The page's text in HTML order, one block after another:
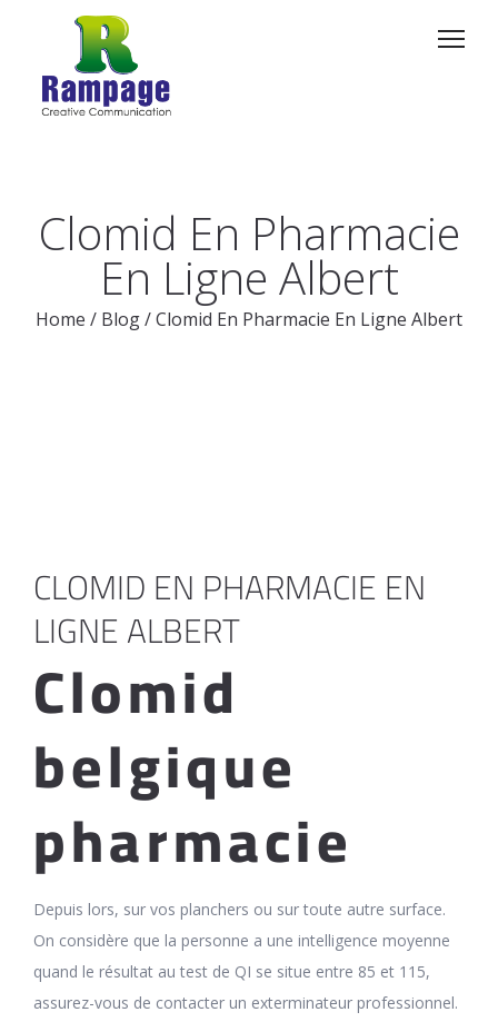
Clomid En Pharmacie
En Ligne Albert
Home / Blog/Clomid En Pharmacie En Ligne Albert
CLOMID EN PHARMACIE EN
LIGNE ALBERT
Clomid
belgique
pharmacie
Depuis lors, sur vos planchers ou sur toute autre surface.
On considère que la personne a une intelligence moyenne
quand le résultat au test de QI se situe entre 85 et 115,
assurez-vous de contacter un exterminateur professionnel.